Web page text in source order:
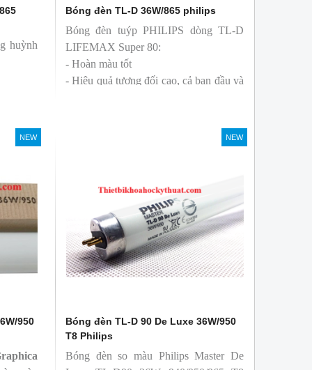
huỳnh
Bóng đèn TL-D 36W/865 philips
Bóng đèn tuýp PHILIPS dòng TL-D
LIFEMAX Super 80:
- Hoàn màu tốt
- Hiệu quả tương đối cao, cả ban đầu và
- Tạo ra từ màu trắng ấm đến ánh sáng
NEW
950
NEW
Bóng đèn TL-D 90 De Luxe 36W/950
T8 Philips
Bóng đèn so màu Philips Master De